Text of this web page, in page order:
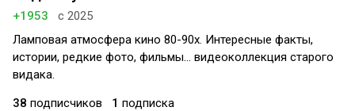
+1953
с 2025
Ламповая атмосфера кино 80-90х. Интересные факты,
истории, редкие фото, фильмы... видеоколлекция старого
видака.
38 подписчиков 1 подписка